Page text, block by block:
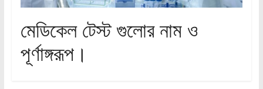
মেডিকেল টেস্ট গুলোর নাম ও
পূর্ণাঙ্গরূপ।